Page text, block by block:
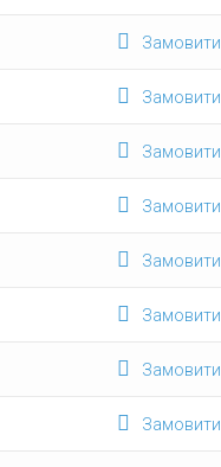
Замовити
Замовити
Замовити
Замовити
Замовити
Замовити
Замовити
Замовити